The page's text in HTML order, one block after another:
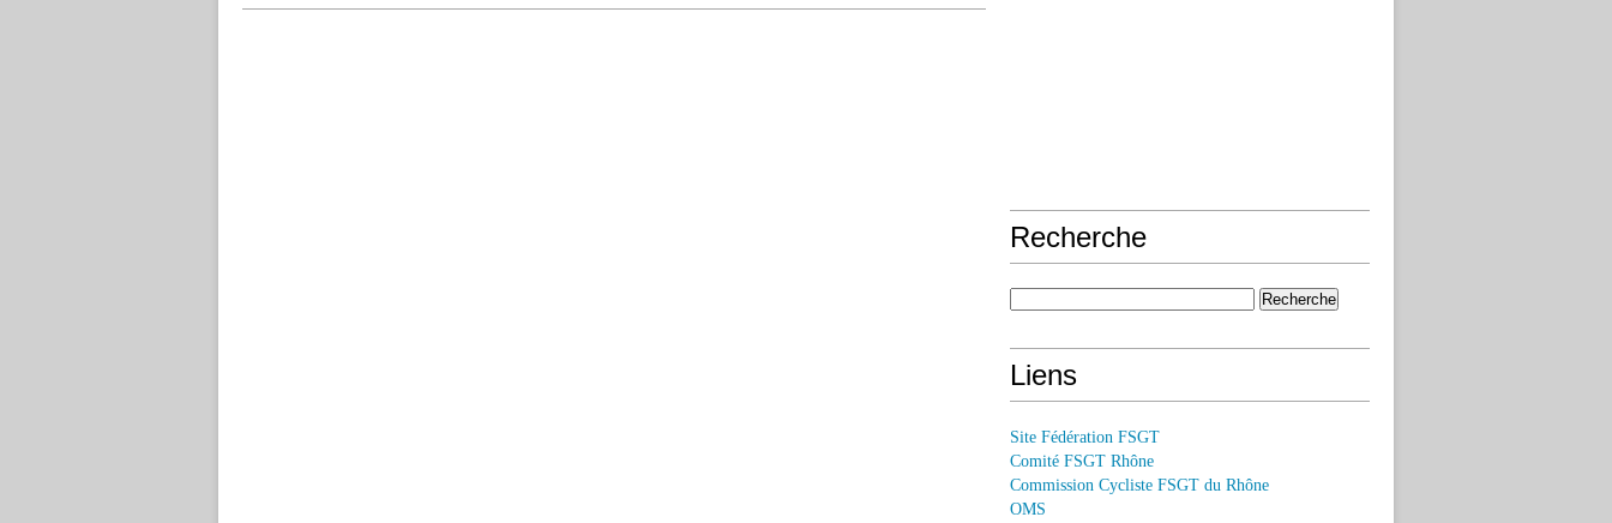
Recherche
Liens
Site Fédération FSGT
Comité FSGT Rhône
Commission Cycliste FSGT du Rhône
OMS